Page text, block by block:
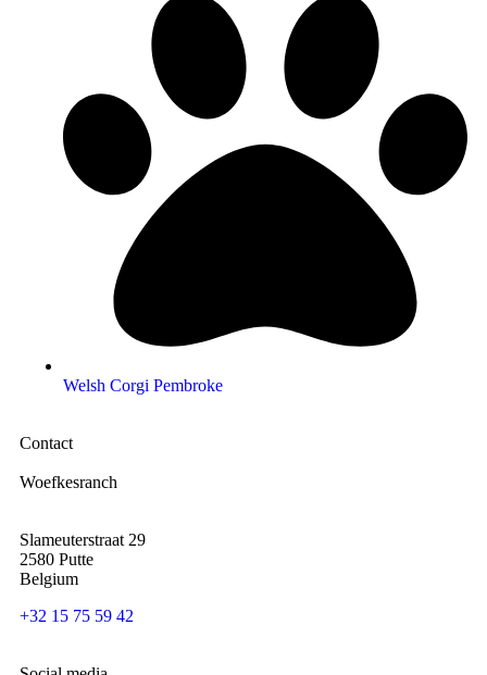
Welsh Corgi Pembroke
Contact
Woefkesranch
Slameuterstraat 29
2580 Putte
Belgium
+32 15 75 59 42